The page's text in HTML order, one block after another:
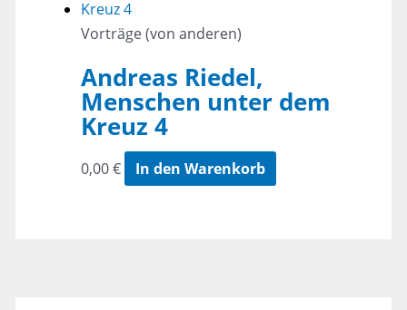
Vorträge (von anderen)
Andreas Riedel,
Menschen unter dem
Kreuz 4
0,00€ In den Warenkorb